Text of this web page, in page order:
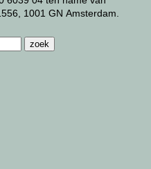
1001 GN Amsterdam.